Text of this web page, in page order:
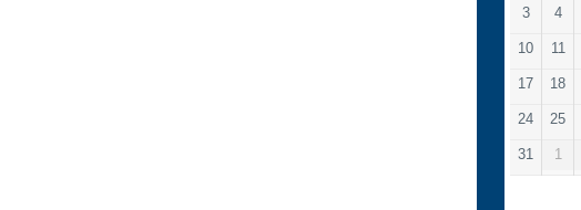
3 4
10 11
17 18
24 25
31 1